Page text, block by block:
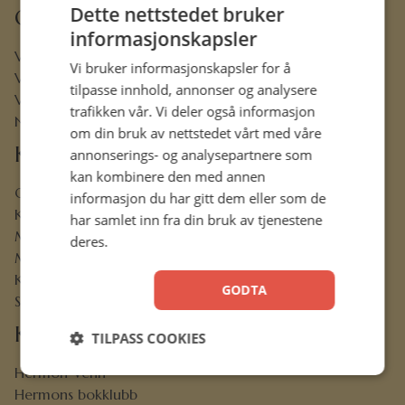
Om oss
Vår visjon
Vår historie
Vårt ansvar
Nettbibel
Kundeservice
Ofte stilte spørsmål
Kontaktskjema
Min konto
Menighetsrabatt
Kjøpsbetingelser
Sikkerhet og personvern
Kjekt å vite
Hermon-venn
Hermons bokklubb
Dette nettstedet bruker
informasjonskapsler
Vi bruker informasjonskapsler for å
tilpasse innhold, annonser og analysere
trafikken vår. Vi deler også informasjon
om din bruk av nettstedet vårt med våre
annonserings- og analysepartnere som
kan kombinere den med annen
informasjon du har gitt dem eller som de
har samlet inn fra din bruk av tjenestene
deres.
GODTA
TILPASS COOKIES